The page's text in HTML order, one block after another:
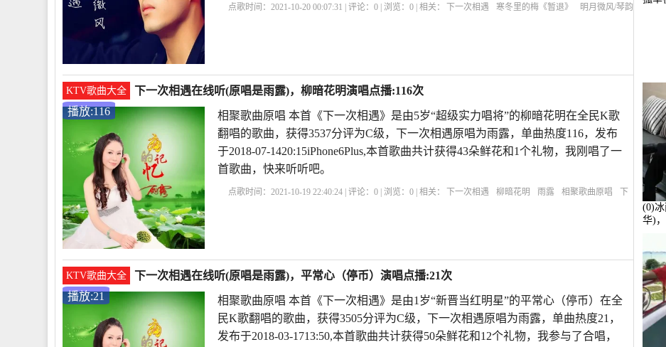
点歌时间：2021-10-20 00:07:31 | 评论：0 | 浏览：0 | 相关： 下一次相遇 寒冬里的梅《暂退》
明月微风/琴韵
KTV歌曲大全
下一次相遇在线听(原唱是雨露)，柳暗花明演唱点播:116次
播放:116
相聚歌曲原唱 本首《下一次相遇》是由5岁“超级实力唱将”的柳暗花明在全民K歌
翻唱的歌曲，获得3537分评为C级，下一次相遇原唱为雨露，单曲热度116，发布
于2018-07-1420:15iPhone6Plus,本首歌曲共计获得43朵鲜花和1个礼物，我刚唱了一
首歌曲，快来听听吧。
点歌时间：2021-10-19 22:40:24 | 评论：0 | 浏览：0 | 相关： 下一次相遇 柳暗花明 雨露 相聚歌曲原唱
下
KTV歌曲大全
下一次相遇在线听(原唱是雨露)，平常心（停币）演唱点播:21次
播放:21
相聚歌曲原唱 本首《下一次相遇》是由1岁“新晋当红明星”的平常心（停币）在全
民K歌翻唱的歌曲，获得3505分评为C级，下一次相遇原唱为雨露，单曲热度21，
发布于2018-03-1713:50,本首歌曲共计获得50朵鲜花和12个礼物，我参与了合唱，
(0)
华)
演